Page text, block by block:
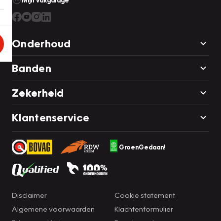
Onderhoud
Banden
Zekerheid
Klantenservice
GroenGedaan!
Disclaimer
Algemene voorwaarden
Cookie statement
Klachtenformulier